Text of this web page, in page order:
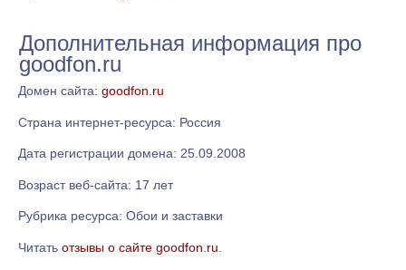
Дополнительная информация про
goodfon.ru
Домен сайта: goodfon.ru
Страна интернет-ресурса: Россия
Дата регистрации домена: 25.09.2008
Возраст веб-сайта: 17 лет
Рубрика ресурса: Обои и заставки
Читать отзывы о сайте goodfon.ru